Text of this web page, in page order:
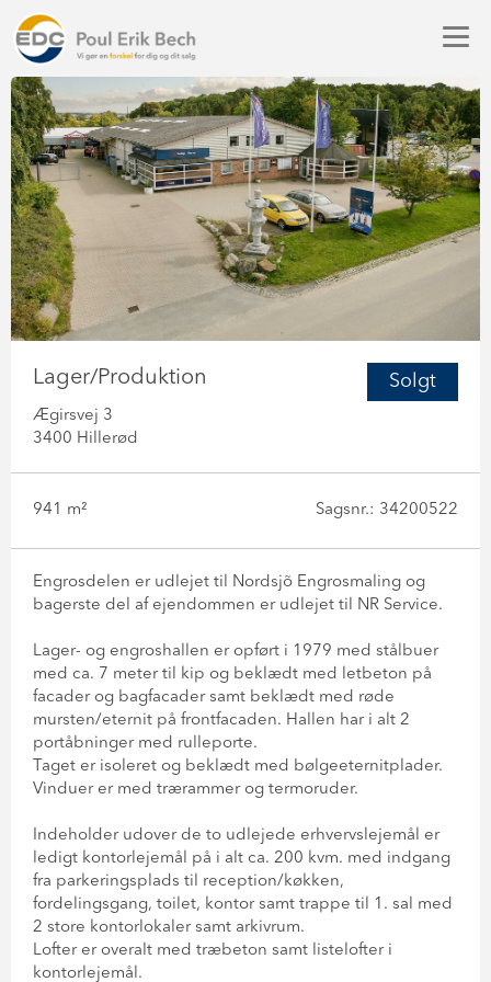
Solgt
Lager/Produktion
Ægirsvej 3
3400 Hillerød
941 m² Sagsnr.: 34200522
Engrosdelen er udlejet til Nordsjõ Engrosmaling og
bagerste del af ejendommen er udlejet til NR Service.
Lager- og engroshallen er opført i 1979 med stålbuer
med ca. 7 meter til kip og beklædt med letbeton på
facader og bagfacader samt beklædt med røde
mursten/eternit på frontfacaden. Hallen har i alt 2
portåbninger med rulleporte.
Taget er isoleret og beklædt med bølgeeternitplader.
Vinduer er med trærammer og termoruder.
Indeholder udover de to udlejede erhvervslejemål er
ledigt kontorlejemål på i alt ca. 200 kvm. med indgang
fra parkeringsplads til reception/køkken,
fordelingsgang, toilet, kontor samt trappe til 1. sal med
2 store kontorlokaler samt arkivrum.
Lofter er overalt med træbeton samt listelofter i
kontorlejemål.